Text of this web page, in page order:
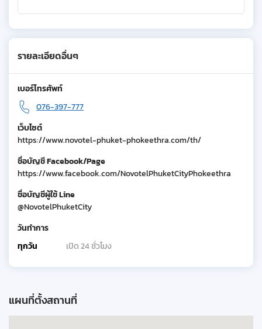
รายละเอียดอื่นๆ
เบอร์โทรศัพท์
076-397-777
เว็บไซต์
https://www.novotel-phuket-phokeethra.com/th/
ชื่อบัญชี Facebook/Page
https://www.facebook.com/NovotelPhuketCityPhokeethra
ชื่อบัญชีผู้ใช้ Line
@NovotelPhuketCity
วันทำการ
ทุกวัน
เปิด 24 ชั่วโมง
แผนที่ตั้งสถานที่